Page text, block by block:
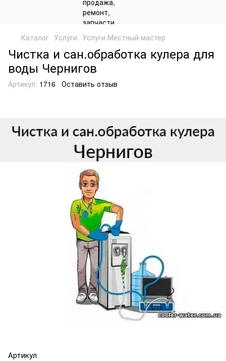
Каталог Услуги Услуги Местный мастер
Чистка и сан.обработка кулера для
воды Чернигов
Артикул: 1716 Оставить отзыв
Артикул